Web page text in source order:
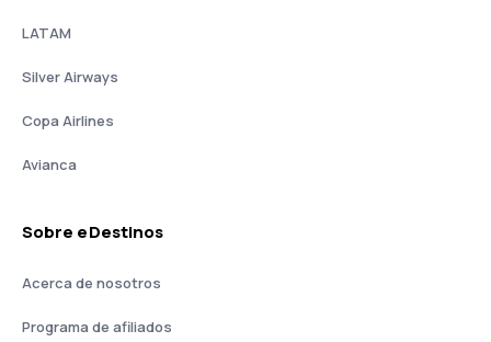
LATAM
Silver Airways
Copa Airlines
Avianca
Sobre eDestinos
Acerca de nosotros
Programa de afiliados